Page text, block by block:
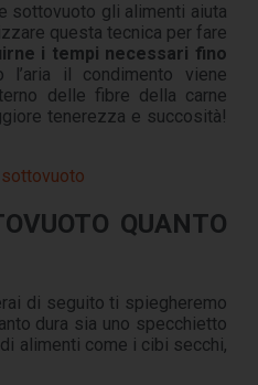
sottovuoto gli alimenti aiuta
questa tecnica per fare
i tempi necessari fino
l’aria il condimento viene
delle fibre della carne
tenerezza e succosità!
sottovuoto
QUANTO
di seguito ti spiegheremo
dura sia uno specchietto
alimenti come i cibi secchi,